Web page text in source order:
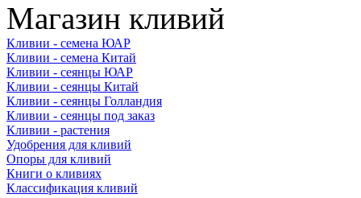
Магазин кливий
Кливии - семена ЮАР
Кливии - семена Китай
Кливии - сеянцы ЮАР
Кливии - сеянцы Китай
Кливии - сеянцы Голландия
Кливии - сеянцы под заказ
Кливии - растения
Удобрения для кливий
Опоры для кливий
Книги о кливиях
Классификация кливий